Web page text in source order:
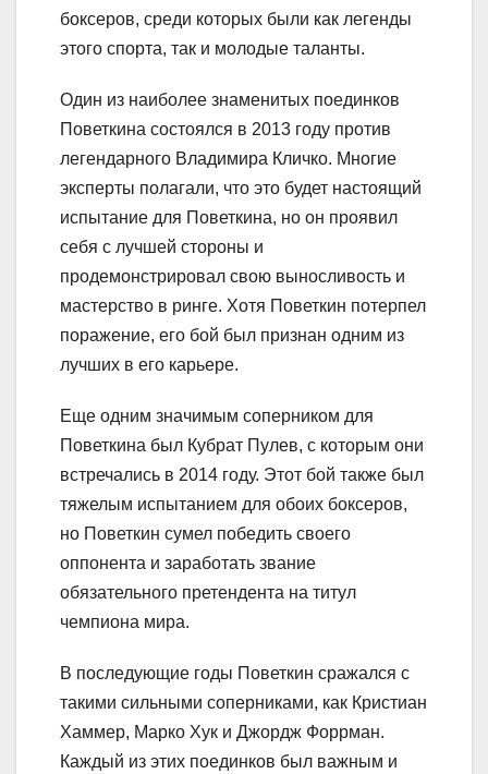
боксеров, среди которых были как легенды
этого спорта, так и молодые таланты.
Один из наиболее знаменитых поединков
Поветкина состоялся в 2013 году против
легендарного Владимира Кличко. Многие
эксперты полагали, что это будет настоящий
испытание для Поветкина, но он проявил
себя с лучшей стороны и
продемонстрировал свою выносливость и
мастерство в ринге. Хотя Поветкин потерпел
поражение, его бой был признан одним из
лучших в его карьере.
Еще одним значимым соперником для
Поветкина был Кубрат Пулев, с которым они
встречались в 2014 году. Этот бой также был
тяжелым испытанием для обоих боксеров,
но Поветкин сумел победить своего
оппонента и заработать звание
обязательного претендента на титул
чемпиона мира.
В последующие годы Поветкин сражался с
такими сильными соперниками, как Кристиан
Хаммер, Марко Хук и Джордж Форрман.
Каждый из этих поединков был важным и